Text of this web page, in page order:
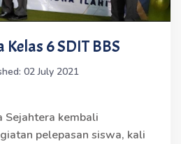
6 SDIT BBS
02 July 2021
Sejahtera kembali
pelepasan siswa, kali